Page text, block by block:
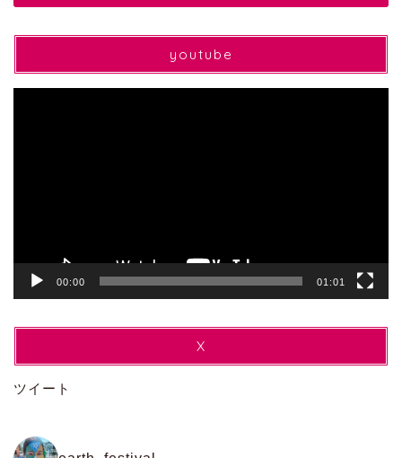
youtube
00:00 01:01
X
ツイート